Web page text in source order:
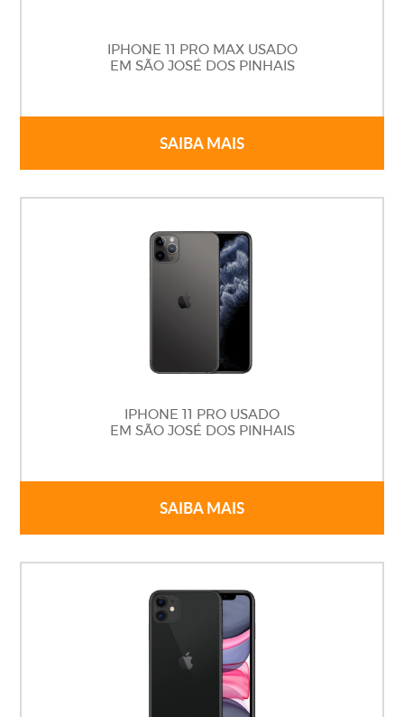
IPHONE 11 PRO MAX USADO
EM SÃO JOSÉ DOS PINHAIS
SAIBA MAIS
IPHONE 11 PRO USADO
EM SÃO JOSÉ DOS PINHAIS
SAIBA MAIS